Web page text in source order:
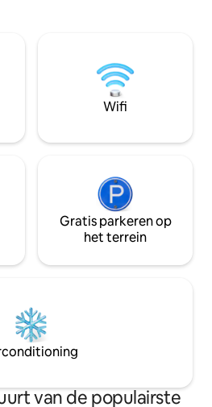
wandeling naar
centrum voor
van een avondje
keuken, een
Wifi
Gratis parkeren op
het terrein
van de populairste